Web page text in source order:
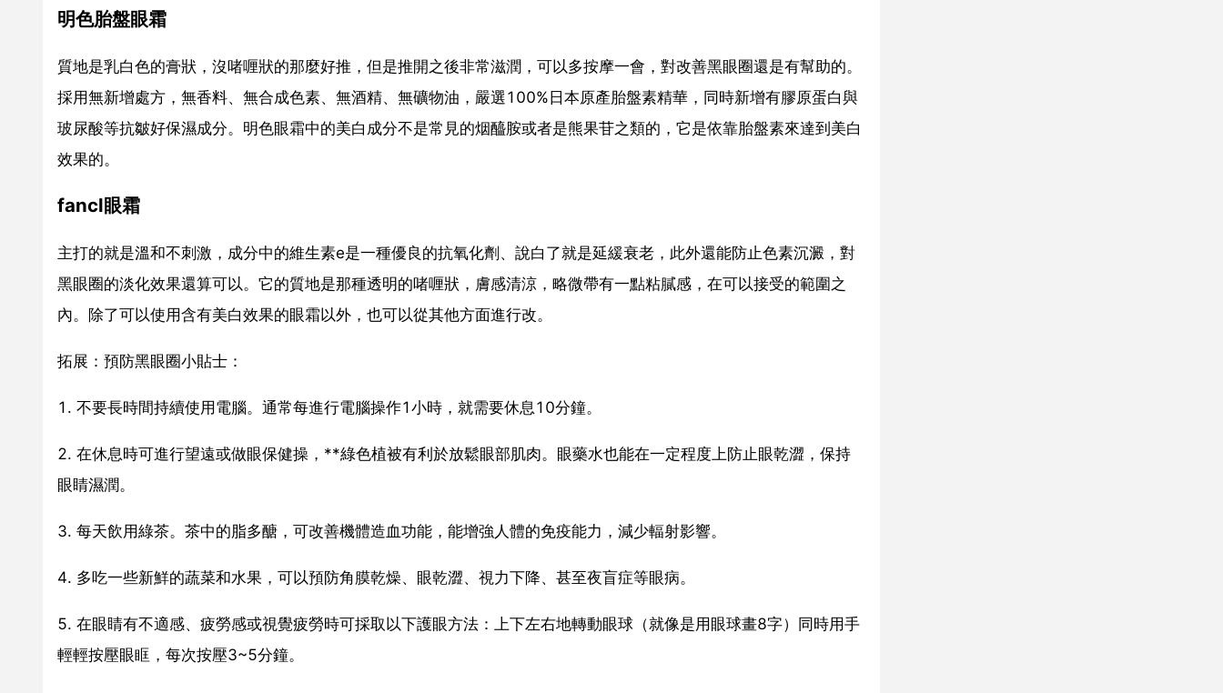
明色胎盤眼霜
質地是乳白色的膏狀，沒啫喱狀的那麼好推，但是推開之後非常滋潤，可以多按摩一會，對改善黑眼圈還是有幫助的。
採用無新增處方，無香料、無合成色素、無酒精、無礦物油，嚴選100%日本原產胎盤素精華，同時新增有膠原蛋白與
玻尿酸等抗皺好保濕成分。明色眼霜中的美白成分不是常見的烟醯胺或者是熊果苷之類的，它是依靠胎盤素來達到美白
效果的。
fancl眼霜
主打的就是溫和不刺激，成分中的維生素e是一種優良的抗氧化劑、說白了就是延緩衰老，此外還能防止色素沉澱，對
黑眼圈的淡化效果還算可以。它的質地是那種透明的啫喱狀，膚感清涼，略微帶有一點粘膩感，在可以接受的範圍之
內。除了可以使用含有美白效果的眼霜以外，也可以從其他方面進行改。
拓展：預防黑眼圈小貼士：
1. 不要長時間持續使用電腦。通常每進行電腦操作1小時，就需要休息10分鐘。
2. 在休息時可進行望遠或做眼保健操，**綠色植被有利於放鬆眼部肌肉。眼藥水也能在一定程度上防止眼乾澀，保持
眼睛濕潤。
3. 每天飲用綠茶。茶中的脂多醣，可改善機體造血功能，能增強人體的免疫能力，減少輻射影響。
4. 多吃一些新鮮的蔬菜和水果，可以預防角膜乾燥、眼乾澀、視力下降、甚至夜盲症等眼病。
5. 在眼睛有不適感、疲勞感或視覺疲勞時可採取以下護眼方法：上下左右地轉動眼球（就像是用眼球畫8字）同時用手
輕輕按壓眼眶，每次按壓3~5分鐘。